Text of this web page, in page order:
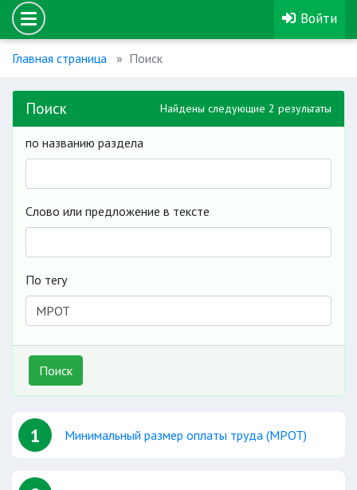
Войти
Главная страница Поиск
Поиск Найдены следующие 2 результаты
по названию раздела
Слово или предложение в тексте
По тегу
Поиск
1 Минимальный размер оплаты труда (МРОТ)